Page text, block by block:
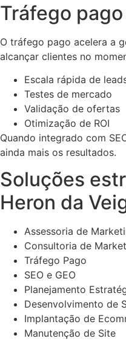
Tráfego
O tráfego pago acelera a
alcançar clientes no
Escala rápida de
Testes de mercado
Validação de ofertas
Otimização de ROI
Quando integrado com
ainda mais os resultados.
Soluções
Heron da
Assessoria de
Consultoria de
Tráfego Pago
SEO e GEO
Planejamento
Desenvolvimento de
Implantação de
Manutenção de Site